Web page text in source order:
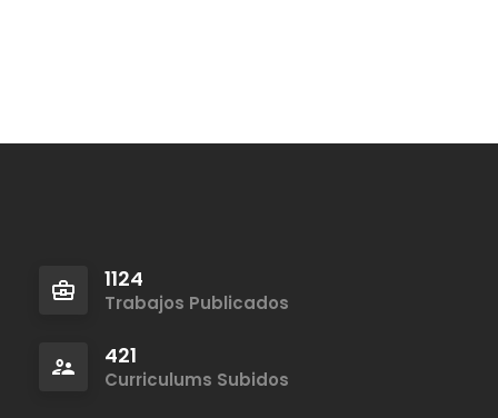
1124
Trabajos Publicados
421
Curriculums Subidos